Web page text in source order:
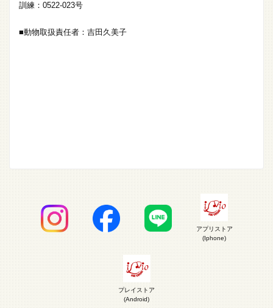
訓練：0522-023号
■動物取扱責任者：吉田久美子
アプリストア
(Iphone)
プレイストア
(Android)